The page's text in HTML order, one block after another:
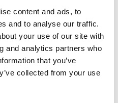
content and ads, to
and to analyse our traffic.
your use of our site with
and analytics partners who
that you’ve
collected from your use
noteerataan Nasdaq